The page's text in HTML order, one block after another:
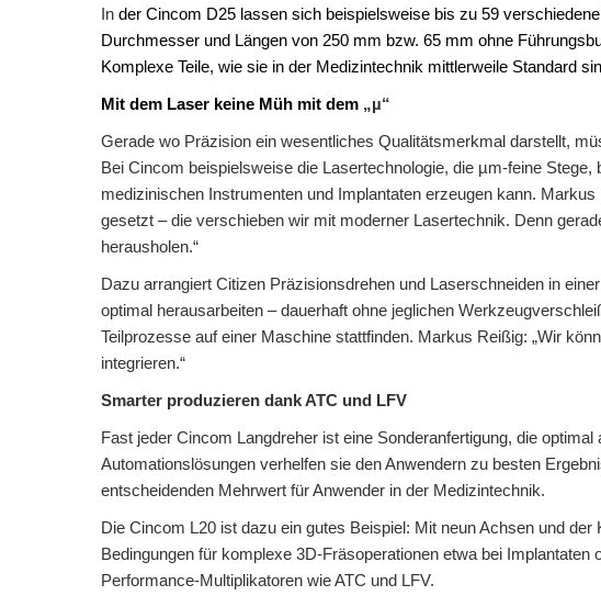
In der Cincom D25 lassen sich beispielsweise bis zu 59
Durchmesser und Längen von 250 mm bzw. 65 mm ohne
Komplexe Teile, wie sie in der Medizintechnik mittlerweile Standard
Mit dem Laser keine Müh mit dem „µ“
Gerade wo Präzision ein wesentliches Qualitätsmerkmal darstellt,
Bei Cincom beispielsweise die Lasertechnologie, die µm-feine
medizinischen Instrumenten und Implantaten erzeugen kann.
gesetzt – die verschieben wir mit moderner Lasertechnik. Denn
herausholen.“
Dazu arrangiert Citizen Präzisionsdrehen und Laserschneiden in
optimal herausarbeiten – dauerhaft ohne jeglichen
Teilprozesse auf einer Maschine stattfinden. Markus Reißig: „Wir
integrieren.“
Smarter produzieren dank ATC und LFV
Fast jeder Cincom Langdreher ist eine Sonderanfertigung, die
Automationslösungen verhelfen sie den Anwendern zu besten
entscheidenden Mehrwert für Anwender in der Medizintechnik.
Die Cincom L20 ist dazu ein gutes Beispiel: Mit neun Achsen und
Bedingungen für komplexe 3D-Fräsoperationen etwa bei
Performance-Multiplikatoren wie ATC und LFV.